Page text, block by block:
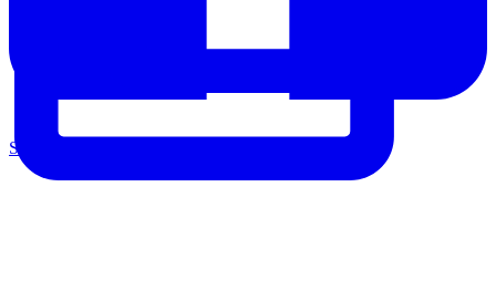
Share on Facebook